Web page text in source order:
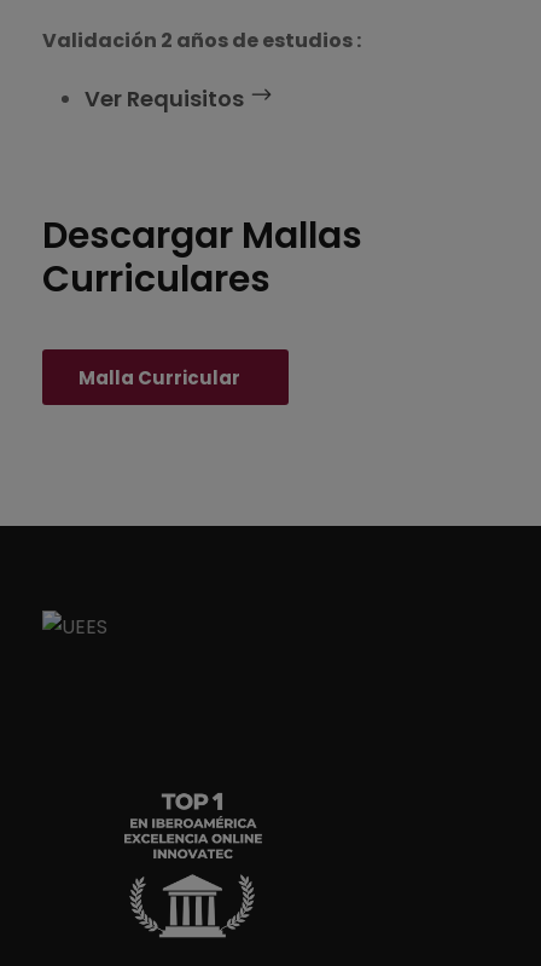
Validación 2 años de estudios :
Ver Requisitos
Descargar Mallas
Curriculares
Malla Curricular